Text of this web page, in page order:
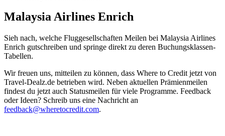
Malaysia Airlines Enrich
Sieh nach, welche Fluggesellschaften Meilen bei Malaysia Airlines
Enrich gutschreiben und springe direkt zu deren Buchungsklassen-
Tabellen.
Wir freuen uns, mitteilen zu können, dass Where to Credit jetzt von
Travel-Dealz.de betrieben wird. Neben aktuellen Prämienmeilen
findest du jetzt auch Statusmeilen für viele Programme. Feedback
oder Ideen? Schreib uns eine Nachricht an
feedback@wheretocredit.com.